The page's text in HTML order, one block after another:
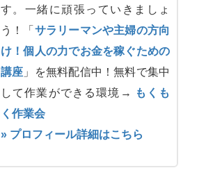
す。一緒に頑張っていきましょ
う！「 サラリーマンや主婦の方向
け！個人の力でお金を稼ぐための
講座 」を無料配信中！無料で集中
して作業ができる環境→
もくも
く作業会
» プロフィール詳細はこちら